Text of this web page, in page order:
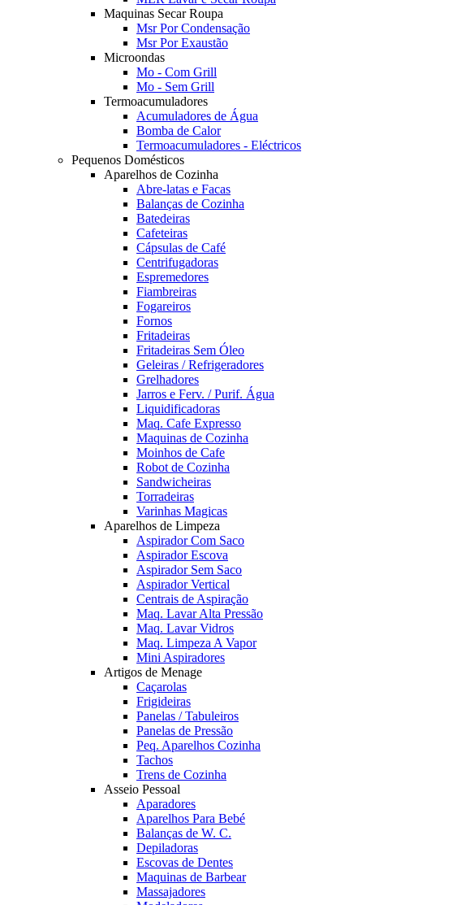
Maquinas Secar Roupa
Msr Por Condensação
Msr Por Exaustão
Microondas
Mo - Com Grill
Mo - Sem Grill
Termoacumuladores
Acumuladores de Água
Bomba de Calor
Termoacumuladores - Eléctricos
Pequenos Domésticos
Aparelhos de Cozinha
Abre-latas e Facas
Balanças de Cozinha
Batedeiras
Cafeteiras
Cápsulas de Café
Centrifugadoras
Espremedores
Fiambreiras
Fogareiros
Fornos
Fritadeiras
Fritadeiras Sem Óleo
Geleiras / Refrigeradores
Grelhadores
Jarros e Ferv. / Purif. Água
Liquidificadoras
Maq. Cafe Expresso
Maquinas de Cozinha
Moinhos de Cafe
Robot de Cozinha
Sandwicheiras
Torradeiras
Varinhas Magicas
Aparelhos de Limpeza
Aspirador Com Saco
Aspirador Escova
Aspirador Sem Saco
Aspirador Vertical
Centrais de Aspiração
Maq. Lavar Alta Pressão
Maq. Lavar Vidros
Maq. Limpeza A Vapor
Mini Aspiradores
Artigos de Menage
Caçarolas
Frigideiras
Panelas / Tabuleiros
Panelas de Pressão
Peq. Aparelhos Cozinha
Tachos
Trens de Cozinha
Asseio Pessoal
Aparadores
Aparelhos Para Bebé
Balanças de W. C.
Depiladoras
Escovas de Dentes
Maquinas de Barbear
Massajadores